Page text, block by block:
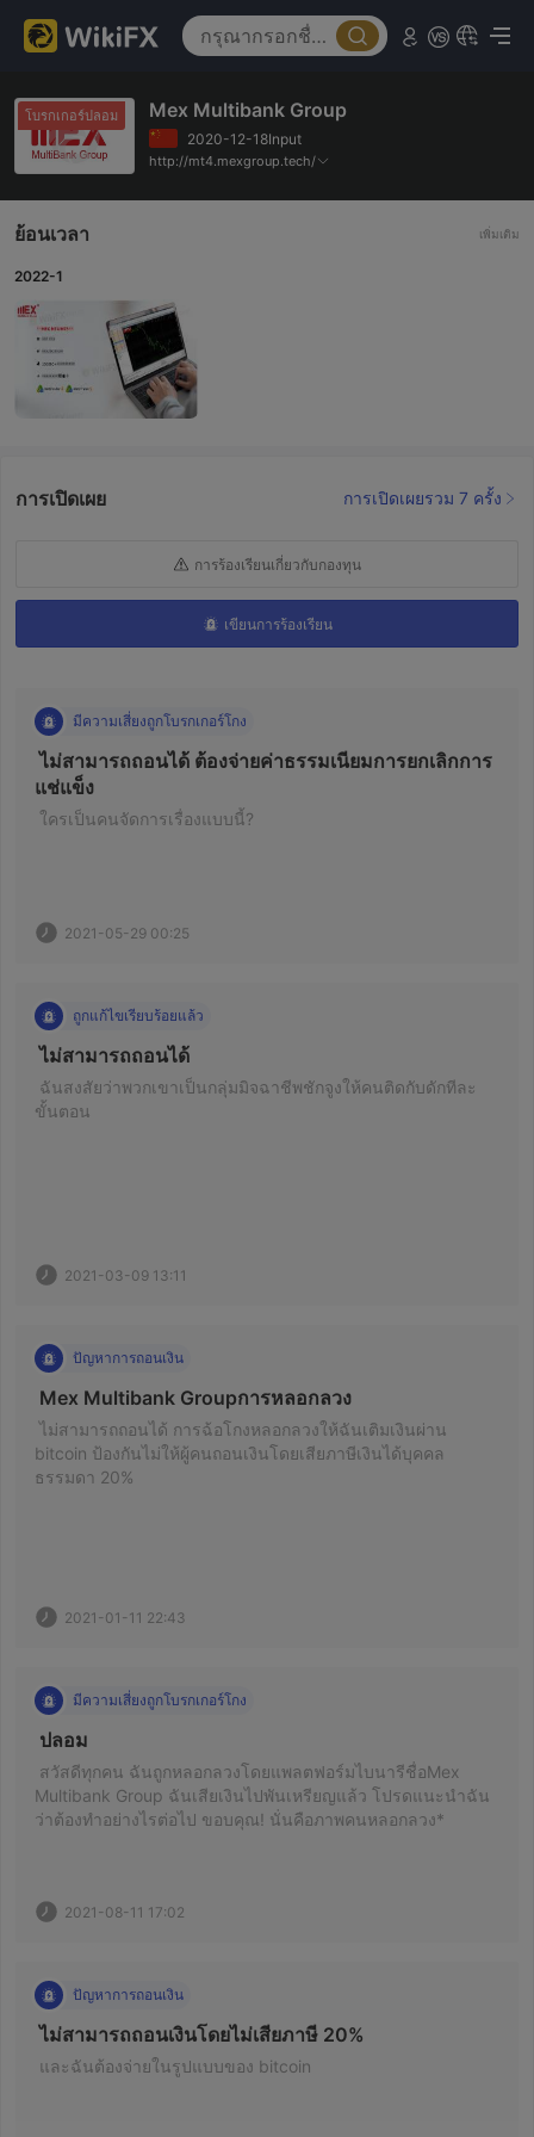
โบรกเกอร์ปลอม Mex Multibank Group
2020-12-18Input
http://mt4.mexgroup.tech/
ย้อนเวลา เพิ่มเติม
2022-1
การเปิดเผย การเปิดเผยรวม 7 ครั้ง
การร้องเรียนเกี่ยวกับกองทุน
เขียนการร้องเรียน
มีความเสี่ยงถูกโบรกเกอร์โกง
ไม่สามารถถอนได้ ต้องจ่ายค่าธรรมเนียมการยกเลิกการ
2021-05-29 00:25
ถูกแก้ไขเรียบร้อยแล้ว
ฉันสงสัยว่าพวกเขาเป็นกลุ่มมิจฉาชีพชักจูงให้คนติดกับดักทีละ
2021-03-09 13:11
ปัญหาการถอนเงิน
ไม่สามารถถอนได้ การฉ้อโกงหลอกลวงให้ฉันเติมเงินผ่าน
bitcoin ป้องกันไม่ให้ผู้คนถอนเงินโดยเสียภาษีเงินได้บุคคล
2021-01-11 22:43
มีความเสี่ยงถูกโบรกเกอร์โกง
สวัสดีทุกคน ฉันถูกหลอกลวงโดยแพลตฟอร์มไบนารีชื่อMex
Multibank Group ฉันเสียเงินไปพันเหรียญแล้ว โปรดแนะนำฉัน
2021-08-11 17:02
ปัญหาการถอนเงิน